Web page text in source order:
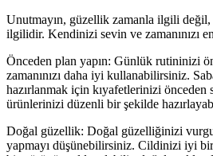
Unutmayın, güzellik zamanla ilgili
ilgilidir. Kendinizi sevin ve zamanınızı
Önceden plan yapın: Günlük rutininizi
zamanınızı daha iyi kullanabilirsiniz.
hazırlanmak için kıyafetlerinizi önceden
ürünlerinizi düzenli bir şekilde
Doğal güzellik: Doğal güzelliğinizi
yapmayı düşünebilirsiniz. Cildinizi iyi